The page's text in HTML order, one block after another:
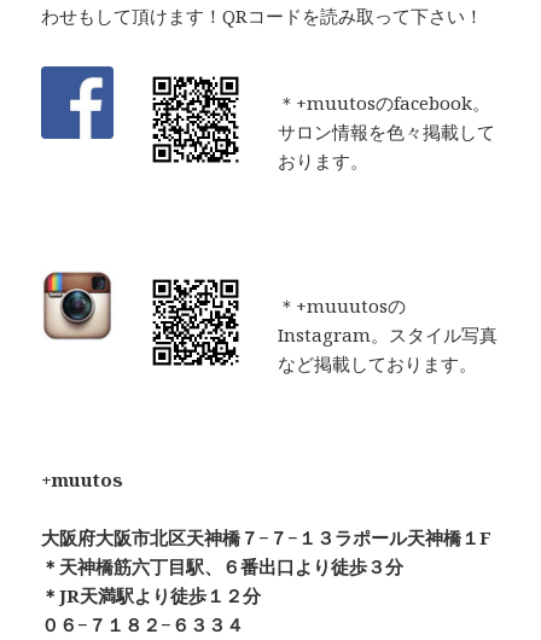
わせもして頂けます！QRコードを読み取って下さい！
＊+muutosのfacebook。
サロン情報を色々掲載して
おります。
＊+muuutosの
Instagram。スタイル写真
など掲載しております。
+muutos
大阪府大阪市北区天神橋７−７−１３ラポール天神橋１F
＊天神橋筋六丁目駅、６番出口より徒歩３分
＊JR天満駅より徒歩１２分
０６−７１８２−６３３４